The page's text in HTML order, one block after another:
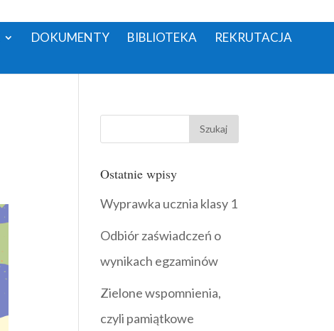
DOKUMENTY BIBLIOTEKA
REKRUTACJA
Ostatnie wpisy
Wyprawka ucznia klasy 1
Odbiór zaświadczeń o
wynikach egzaminów
Zielone wspomnienia,
czyli pamiątkowe